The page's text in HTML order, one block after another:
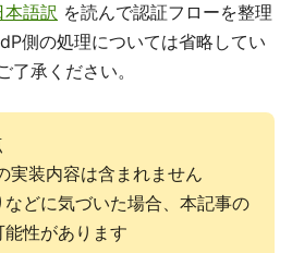
語訳 を読んで認証フローを整理
側の処理については省略してい
了承ください。
実装内容は含まれません
どに気づいた場合、本記事の
性があります